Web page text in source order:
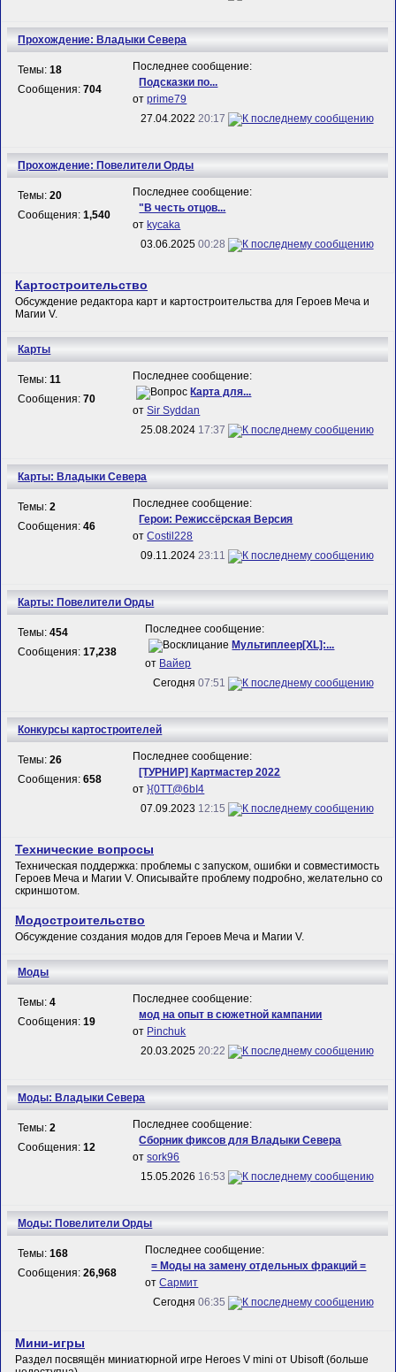
Прохождение: Владыки Севера
Темы:18
Сообщения:704
Последнее сообщение:
Подсказки по...
отprime79
27.04.2022 20:17
Прохождение: Повелители Орды
Темы:20
Сообщения:1,540
Последнее сообщение:
"В честь отцов...
отkycaka
03.06.2025 00:28
Картостроительство
Обсуждение редактора карт и картостроительства для Героев Меча и
Магии V.
Карты
Темы:11
Сообщения:70
Последнее сообщение:
Карта для...
отSir Syddan
25.08.2024 17:37
Карты: Владыки Севера
Темы:2
Сообщения:46
Последнее сообщение:
Герои: Режиссёрская Версия
отCostil228
09.11.2024 23:11
Карты: Повелители Орды
Темы:454
Сообщения:17,238
Последнее сообщение:
Мультиплеер[XL]:...
от Вайер
Сегодня 07:51
Конкурсы картостроителей
Темы:26
Сообщения:658
Последнее сообщение:
[ТУРНИР] Картмастер 2022
от}{0TT@6bI4
07.09.2023 12:15
Технические вопросы
Техническая поддержка: проблемы с запуском, ошибки и совместимость
Героев Меча и Магии V. Описывайте проблему подробно, желательно со
скриншотом.
Модостроительство
Обсуждение создания модов для Героев Меча и Магии V.
Моды
Темы:4
Сообщения:19
Последнее сообщение:
мод на опыт в сюжетной кампании
от Pinchuk
20.03.2025 20:22
Моды: Владыки Севера
Темы:2
Сообщения:12
Последнее сообщение:
Сборник фиксов для Владыки Севера
отsork96
15.05.2026 16:53
Моды: Повелители Орды
Темы:168
Сообщения:26,968
Последнее сообщение:
= Моды на замену отдельных фракций =
отСармит
Сегодня 06:35
Мини-игры
Раздел посвящён миниатюрной игре Heroes V mini от Ubisoft (больше